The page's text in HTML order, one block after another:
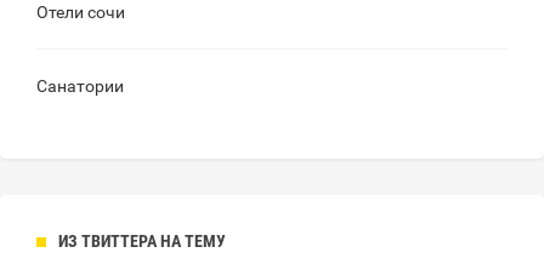
Отели сочи
Санатории
ИЗ ТВИТТЕРА НА ТЕМУ